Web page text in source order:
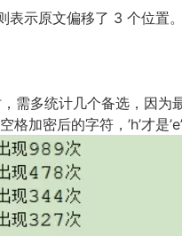
表示原文偏移了 3 个位置。
需多统计几个备选，因为
加密后的字符，’h’才是